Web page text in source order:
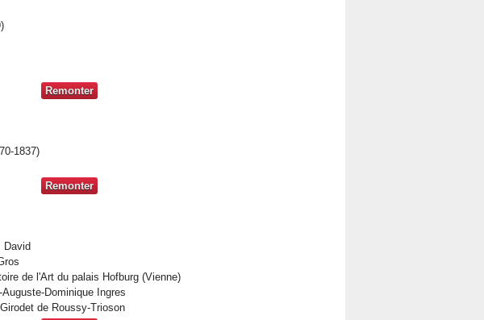
Remonter
1837)
Remonter
David
de l'Art du palais Hofburg (Vienne)
Dominique Ingres
de Roussy-Trioson